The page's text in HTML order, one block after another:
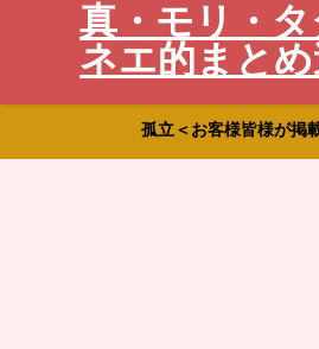
真・モリ・
ネエ的まとめ
孤立＜お客様皆様が掲